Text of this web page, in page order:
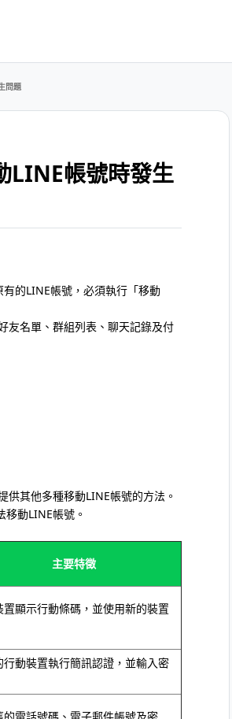
問題
LINE帳號時發生
的LINE帳號，必須執行「移動
友名單、群組列表、聊天記錄及付
供其他多種移動LINE帳號的方法。
動LINE帳號。
主要特徵
置顯示行動條碼，並使用新的裝置
行動裝置執行簡訊認證，並輸入密